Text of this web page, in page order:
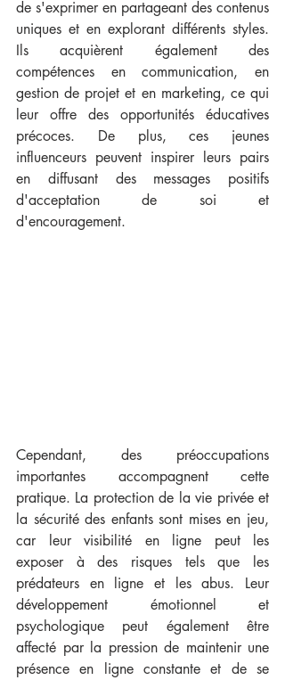
de s'exprimer en partageant des contenus
uniques et en explorant différents styles.
Ils acquièrent également des
compétences en communication, en
gestion de projet et en marketing, ce qui
leur offre des opportunités éducatives
précoces. De plus, ces jeunes
influenceurs peuvent inspirer leurs pairs
en diffusant des messages positifs
d'acceptation de soi et
d'encouragement.
Cependant, des préoccupations
importantes accompagnent cette
pratique. La protection de la vie privée et
la sécurité des enfants sont mises en jeu,
car leur visibilité en ligne peut les
exposer à des risques tels que les
prédateurs en ligne et les abus. Leur
développement émotionnel et
psychologique peut également être
affecté par la pression de maintenir une
présence en ligne constante et de se